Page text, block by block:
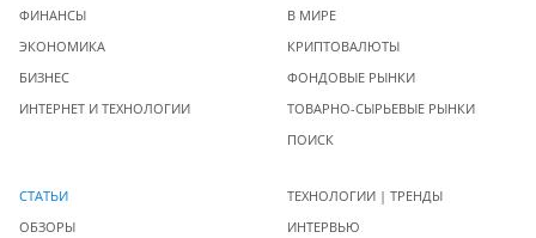
ФИНАНСЫ
ЭКОНОМИКА
БИЗНЕС
ИНТЕРНЕТ И ТЕХНОЛОГИИ
В МИРЕ
КРИПТОВАЛЮТЫ
ФОНДОВЫЕ РЫНКИ
ТОВАРНО-СЫРЬЕВЫЕ РЫНКИ
ПОИСК
СТАТЬИ
ОБЗОРЫ
ТЕХНОЛОГИИ | ТРЕНДЫ
ИНТЕРВЬЮ